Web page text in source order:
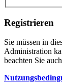
Registrieren
Sie müssen in
Administration
beachten Sie